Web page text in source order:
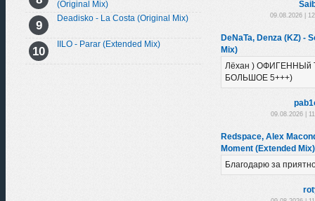
(Original Mix)
Deadisko - La Costa (Original Mix)
IILO - Parar (Extended Mix)
09.08.2026 |
DeNaTa, Denza (KZ) -
Mix)
Лёхан ) ОФИГЕННЫй
БОЛЬШОЕ 5+++)
09.08.2026 |
Redspace, Alex
Moment (Extended Mix)
Благодарю за